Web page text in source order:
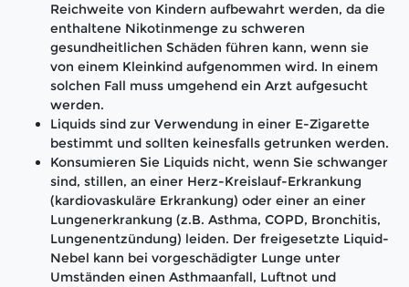
Reichweite von Kindern aufbewahrt werden, da die
enthaltene Nikotinmenge zu schweren
gesundheitlichen Schäden führen kann, wenn sie
von einem Kleinkind aufgenommen wird. In einem
solchen Fall muss umgehend ein Arzt aufgesucht
werden.
Liquids sind zur Verwendung in einer E-Zigarette
bestimmt und sollten keinesfalls getrunken werden.
Konsumieren Sie Liquids nicht, wenn Sie schwanger
sind, stillen, an einer Herz-Kreislauf-Erkrankung
(kardiovaskuläre Erkrankung) oder einer an einer
Lungenerkrankung (z.B. Asthma, COPD, Bronchitis,
Lungenentzündung) leiden. Der freigesetzte Liquid-
Nebel kann bei vorgeschädigter Lunge unter
Umständen einen Asthmaanfall, Luftnot und